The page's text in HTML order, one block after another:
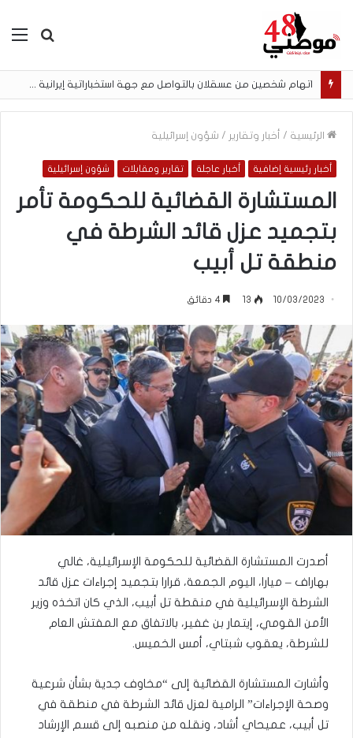
بحث
الرئيسية / أخبار وتقارير / شؤون إسرائيلية
أخبار رئيسية إضافية أخبار عاجلة تقارير ومقابلات شؤون إسرائيلية
المستشارة القضائية للحكومة تأمر
بتجميد عزل قائد الشرطة في
منطقة تل أبيب
10/03/2023
13
أصدرت المستشارة القضائية للحكومة الإسرائيلية، غالي
بهاراف – ميارا، اليوم الجمعة، قرارا بتجميد إجراءات عزل قائد
الشرطة الإسرائيلية في منقطة تل أبيب، الذي كان اتخذه وزير
الأمن القومي، إيتمار بن غفير، بالاتفاق مع المفتش العام
للشرطة، يعقوب شبتاي، أمس الخميس.
وأشارت المستشارة القضائية إلى “مخاوف جدية بشأن شرعية
وصحة الإجراءات” الرامية لعزل قائد الشرطة في منطقة في
تل أبيب، عميحاي أشاد، ونقله من منصبه إلى قسم الإرشاد